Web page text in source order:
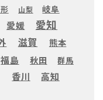
山梨
岐阜
愛媛 愛知
滋賀
熊本
福島 秋田 群馬
香川 高知